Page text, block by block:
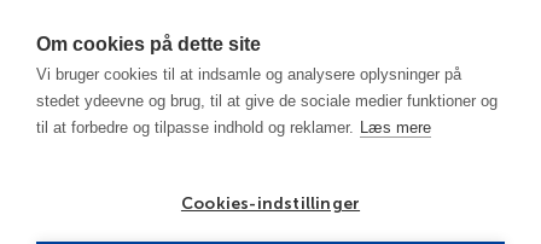
Om cookies på dette site
Vi bruger cookies til at indsamle og analysere oplysninger på
stedet ydeevne og brug, til at give de sociale medier funktioner og
til at forbedre og tilpasse indhold og reklamer. Læs mere
Cookies-indstillinger